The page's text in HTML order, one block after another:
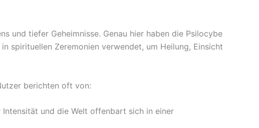
und tiefer Geheimnisse. Genau hier haben die Psilocybe
spirituellen Zeremonien verwendet, um Heilung, Einsicht
berichten oft von:
und die Welt offenbart sich in einer